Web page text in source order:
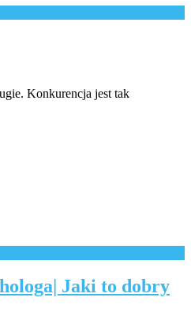
Konkurencja jest tak
Jaki to dobry